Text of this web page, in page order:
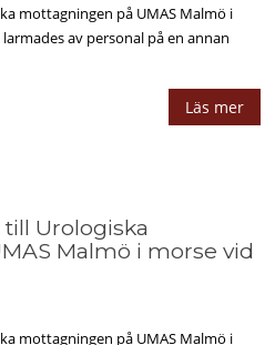
mottagningen på UMAS Malmö i
av personal på en annan
Läs mer
Urologiska
Malmö i morse vid
mottagningen på UMAS Malmö i